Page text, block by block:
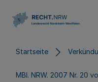
Startseite
MBl. NRW. 2007 Nr. 20